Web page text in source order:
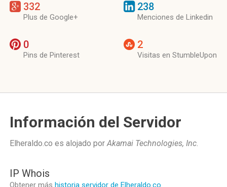
332
Plus de Google+
238
Menciones de Linkedin
0
Pins de Pinterest
2
Visitas en StumbleUpon
Información del Servidor
Elheraldo.co es alojado porAkamai Technologies, Inc.
IP Whois
Obtener más historia servidor de Elheraldo.co